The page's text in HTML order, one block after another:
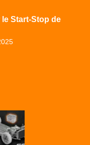
Start-Stop de